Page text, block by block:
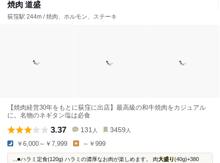
焼肉 道盛
荻窪駅 244m / 焼肉、ホルモン、ステーキ
【焼肉経営30年をもとに荻窪に出店】最高級の和牛焼肉をカジュアル
に。名物のネギタン塩は必食
3.37 131 人 3459 人
￥6,000～￥7,999 ～￥999
...■ハラミ定食(120g) ハラミの濃厚なお肉が楽しめます。 肉大盛り(40g)+380